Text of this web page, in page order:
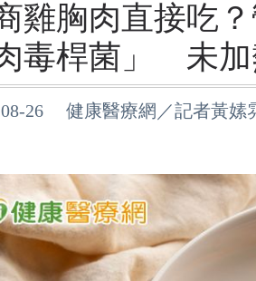
雞胸肉直接吃
肉毒桿菌」 未
08-26 健康醫療網／記者黃嫊